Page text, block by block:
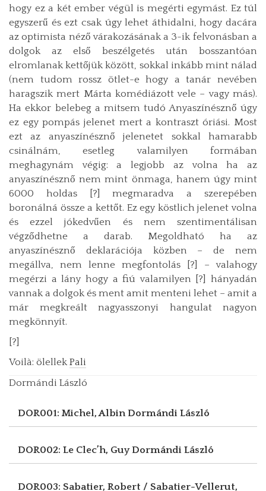
hogy ez a két ember végül is megérti egymást. Ez túl
egyszerű és ezt csak úgy lehet áthidalni, hogy dacára
az optimista néző várakozásának a 3-ik felvonásban a
dolgok az első beszélgetés után bosszantóan
elromlanak kettőjük között, sokkal inkább mint nálad
(nem tudom rossz ötlet-e hogy a tanár nevében
haragszik mert Márta komédiázott vele – vagy más).
Ha ekkor belebeg a mitsem tudó Anyaszínésznő úgy
ez egy pompás jelenet mert a kontraszt óriási. Most
ezt az anyaszínésznő jelenetet sokkal hamarabb
csinálnám, esetleg valamilyen formában
meghagynám végig: a legjobb az volna ha az
anyaszínésznő nem mint önmaga, hanem úgy mint
6000 holdas [?] megmaradva a szerepében
boronálná össze a kettőt. Ez egy köstlich jelenet volna
és ezzel jókedvűen és nem szentimentálisan
végződhetne a darab. Megoldható ha az
anyaszínésznő deklarációja közben – de nem
megállva, nem lenne megfontolás [?] – valahogy
megérzi a lány hogy a fiú valamilyen [?] hányadán
vannak a dolgok és ment amit menteni lehet – amit a
már megkreált nagyasszonyi hangulat nagyon
megkönnyít.
[?]
Voilà: ölellek Pali
Dormándi László
DOR001: Michel, AlbinDormándi László
DOR002: Le Clec’h, GuyDormándi László
DOR003: Sabatier, Robert / Sabatier-Vellerut,